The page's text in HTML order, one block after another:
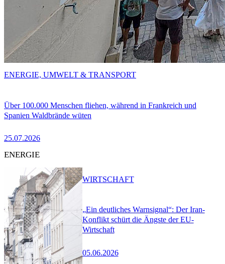
Über 100.000 Menschen fliehen, während in Frankreich und
Spanien Waldbrände wüten
25.07.2026
ENERGIE, UMWELT & TRANSPORT
ENERGIE
„Ein deutliches Warnsignal“: Der Iran-
Konflikt schürt die Ängste der EU-
Wirtschaft
05.06.2026
WIRTSCHAFT